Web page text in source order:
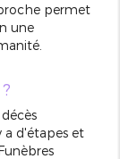
permet
une
a d'étapes et